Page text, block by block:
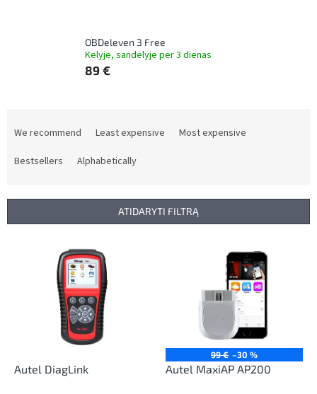
OBDeleven 3 Free
Kelyje, sandėlyje per 3 dienas
89 €
s
We recommend Least expensive
Most expensive
Bestsellers
Alphabetically
ATIDARYTI FILTRĄ
Autel DiagLink
99 € –30 %
Autel MaxiAP AP200